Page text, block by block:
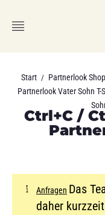
Start / Partnerlook
Partnerlook Vater Sohn T-
Ctrl+C /
Anfragen Das
daher